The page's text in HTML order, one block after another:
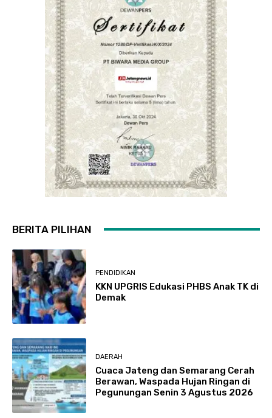
BERITA PILIHAN
PENDIDIKAN
KKN UPGRIS Edukasi PHBS Anak TK di
Demak
DAERAH
Cuaca Jateng dan Semarang Cerah
Berawan, Waspada Hujan Ringan di
Pegunungan Senin 3 Agustus 2026